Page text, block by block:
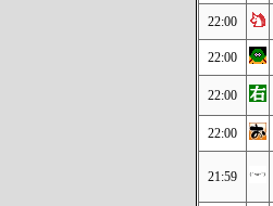
22:00
22:00
22:00
22:00
21:59